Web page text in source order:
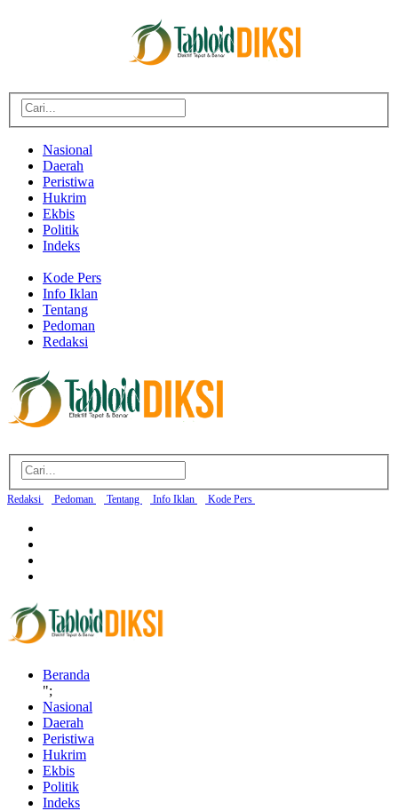
Nasional
Daerah
Peristiwa
Hukrim
Ekbis
Politik
Indeks
Kode Pers
Info Iklan
Tentang
Pedoman
Redaksi
Redaksi Pedoman Tentang Info Iklan Kode Pers
Beranda
";
Nasional
Daerah
Peristiwa
Hukrim
Ekbis
Politik
Indeks